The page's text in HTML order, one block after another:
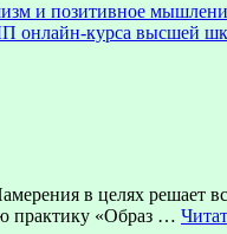
и позитивное
онлайн-курса высшей
в целях решает
практику «Образ …